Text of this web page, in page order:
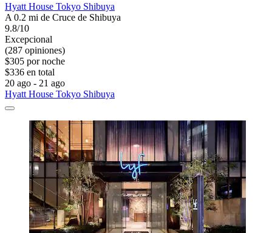
Hyatt House Tokyo Shibuya
A 0.2 mi de Cruce de Shibuya
9.8/10
Excepcional
(287 opiniones)
$305 por noche
$336 en total
20 ago - 21 ago
Hyatt House Tokyo Shibuya